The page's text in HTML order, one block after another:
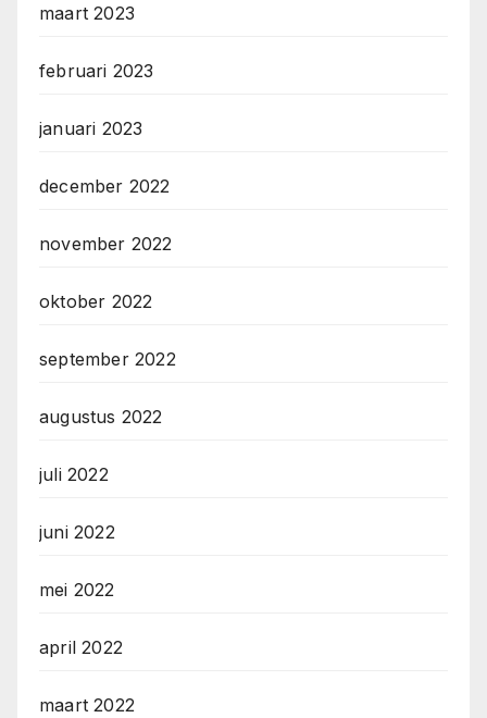
maart 2023
februari 2023
januari 2023
december 2022
november 2022
oktober 2022
september 2022
augustus 2022
juli 2022
juni 2022
mei 2022
april 2022
maart 2022